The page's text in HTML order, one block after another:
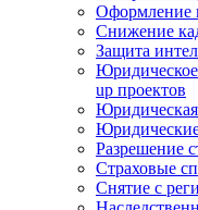
Оформление
Снижение
Защита
up проектов
Разрешение
Страховые
Снятие с